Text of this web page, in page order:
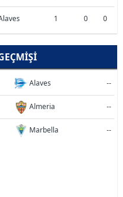
1 0 0
Alaves --
Almeria --
Marbella --